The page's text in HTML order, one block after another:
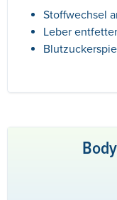
Stoffwechsel
Leber